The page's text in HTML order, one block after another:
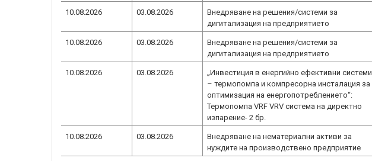
10.08.2026 03.08.2026
Внедряване на решения/системи за
дигитализация на предприятието
10.08.2026 03.08.2026
Внедряване на решения/системи за
дигитализация на предприятието
10.08.2026 03.08.2026
„Инвестиция в енергийно ефективни системи
– термопомпа и компресорна инсталация за
оптимизация на енергопотреблението“:
Термопомпа VRF VRV система на директно
изпарение- 2 бр.
10.08.2026 03.08.2026
Внедряване на нематериални активи за
нуждите на производствено предприятие